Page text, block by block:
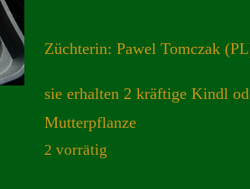
Züchterin: Pawel Tomczak
sie erhalten 2 kräftige Kindl
Mutterpflanze
2 vorrätig